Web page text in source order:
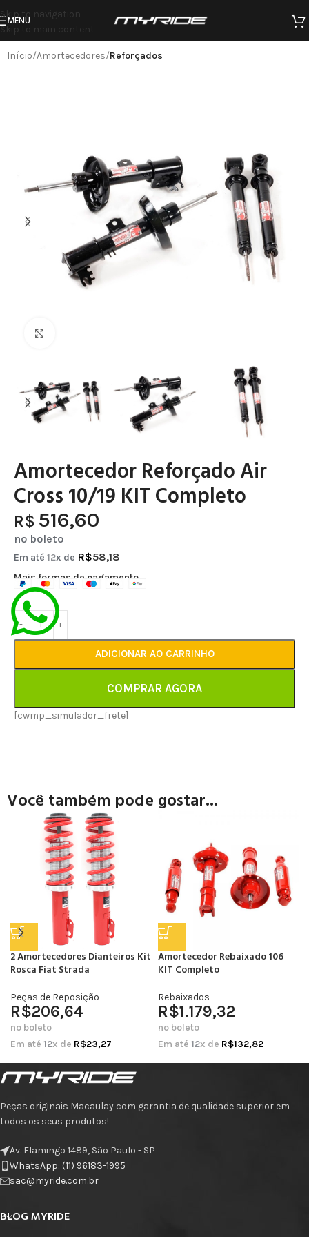
Skip to navigation
Skip to main content
MENU
Início Amortecedores Reforçados
Amortecedor Reforçado Air
Cross 10/19 KIT Completo
R$ 516,60
no boleto
Em até 12x de R$58,18
Mais formas de pagamento
ADICIONAR AO CARRINHO
COMPRAR AGORA
[cwmp_simulador_frete]
Você também pode gostar...
2 Amortecedores Dianteiros Kit
Rosca Fiat Strada
Peças de Reposição
R$206,64
no boleto
Em até 12x de R$23,27
Amortecedor Rebaixado 106
KIT Completo
Rebaixados
R$1.179,32
no boleto
Em até 12x de R$132,82
Peças originais Macaulay com garantia de qualidade superior em
todos os seus produtos!
Av. Flamingo 1489, São Paulo - SP
WhatsApp: (11) 96183-1995
sac@myride.com.br
BLOG MYRIDE